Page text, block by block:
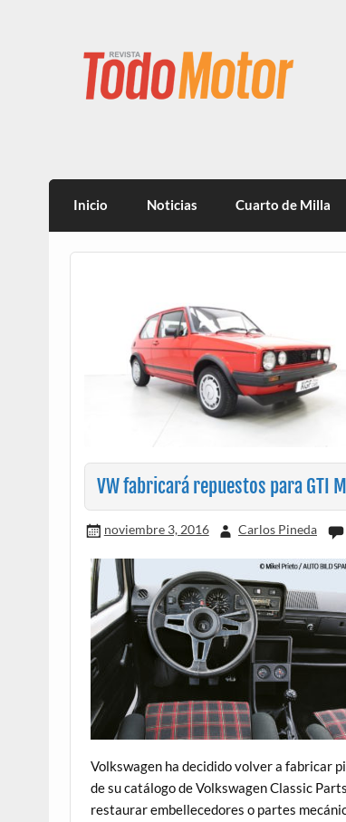
Todo Motor |
Inicio Noticias Cuarto de Milla
VW fabricará repuestos para GTI
noviembre 3, 2016 Carlos Pineda
Volkswagen ha decidido volver a fabricar
de su catálogo de Volkswagen Classic
restaurar embellecedores o partes